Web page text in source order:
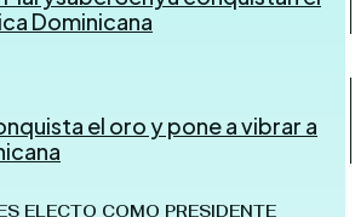
Dominicana
el oro y pone a vibrar a
ELECTO COMO PRESIDENTE